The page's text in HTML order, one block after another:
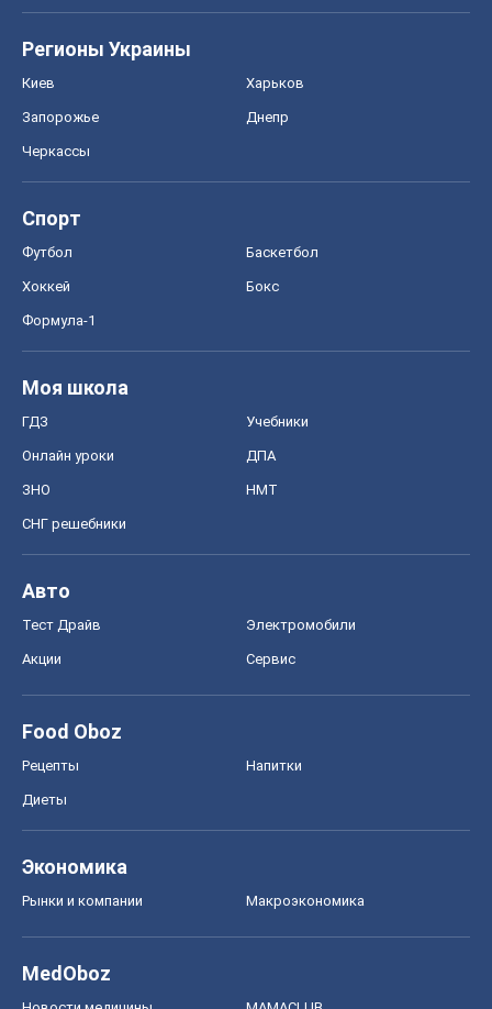
Регионы Украины
Киев Харьков
Запорожье Днепр
Черкассы
Спорт
Футбол Баскетбол
Хоккей Бокс
Формула-1
Моя школа
ГДЗ Учебники
Онлайн уроки ДПА
ЗНО НМТ
СНГ решебники
Авто
Тест Драйв Электромобили
Акции Сервис
Food Oboz
Рецепты Напитки
Диеты
Экономика
Рынки и компании Mакроэкономика
MedOboz